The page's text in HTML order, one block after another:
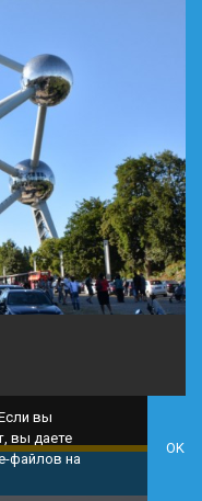
вы
вы даете
файлов на
OK